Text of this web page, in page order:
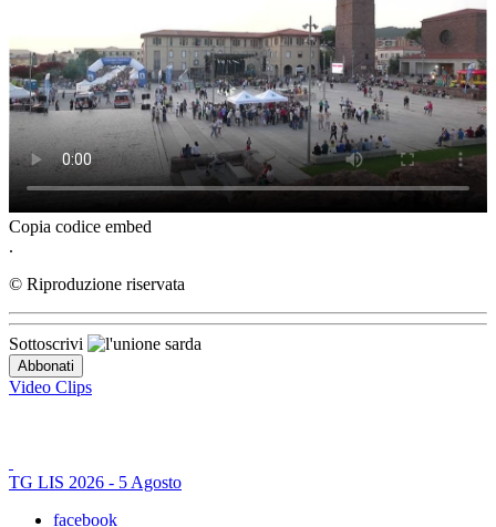
Copia codice embed
.
© Riproduzione riservata
Sottoscrivi
Video Clips
TG LIS 2026 - 5 Agosto
facebook